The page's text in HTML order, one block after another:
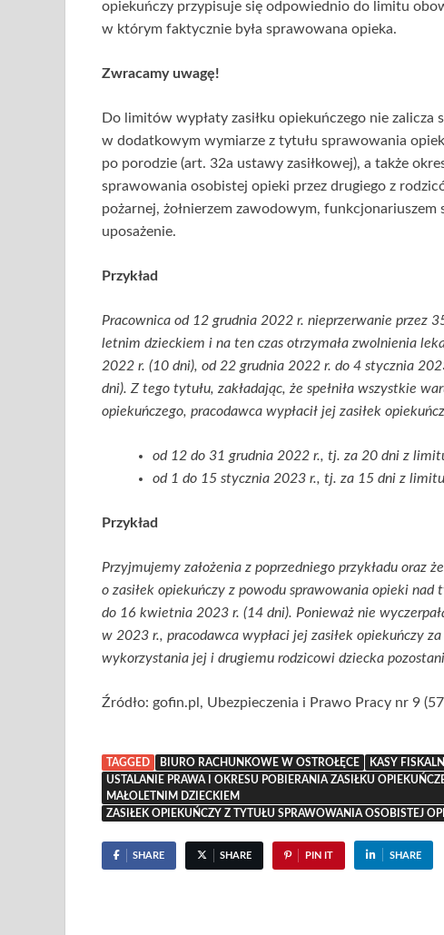
opiekuńczy przypisuje się odpowiednio do limitu
w którym faktycznie była sprawowana opieka.
Zwracamy uwagę!
Do limitów wypłaty zasiłku opiekuńczego nie zalicza
w dodatkowym wymiarze z tytułu sprawowania
po porodzie (art. 32a ustawy zasiłkowej), a także
sprawowania osobistej opieki przez drugiego z
pożarnej, żołnierzem zawodowym,
uposażenie.
Przykład
Pracownica od 12 grudnia 2022 r. nieprzerwanie przez
letnim dzieckiem i na ten czas otrzymała zwolnienia
2022 r. (10 dni), od 22 grudnia 2022 r. do 4 stycznia
dni). Z tego tytułu, zakładając, że spełniła wszystkie
opiekuńczego, pracodawca wypłacił jej zasiłek
od 12 do 31 grudnia 2022 r., tj. za 20 dni z
od 1 do 15 stycznia 2023 r., tj. za 15 dni z
Przykład
Przyjmujemy założenia z poprzedniego przykładu oraz
o zasiłek opiekuńczy z powodu sprawowania opieki
do 16 kwietnia 2023 r. (14 dni). Ponieważ nie
w 2023 r., pracodawca wypłaci jej zasiłek opiekuńczy
wykorzystania jej i drugiemu rodzicowi dziecka
Źródło: gofin.pl, Ubezpieczenia i Prawo Pracy nr 9
TAGGED BIURO RACHUNKOWE W OSTROŁĘCE KASY
USTALANIE PRAWA I OKRESU POBIERANIA ZASIŁKU
MAŁOLETNIM DZIECKIEM
ZASIŁEK OPIEKUŃCZY Z TYTUŁU SPRAWOWANIA OSOBISTEJ
SHARE SHARE PIN IT SHARE